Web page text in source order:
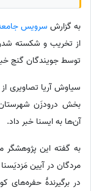
به گزارش سرویس
از تخریب و شکسته
توسط جویندگان گنج
سیاوش آریا تصاویری
بخش درودزَن
آن‌ها به ایسنا خبر داد.
به گفته این پژوهشگر
مردگان در آیین
در برگیرندۀ